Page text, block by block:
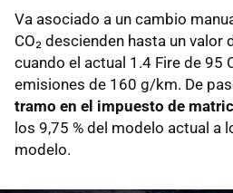
Va asociado a un cambio
CO₂ descienden hasta un valor
cuando el actual 1.4 Fire de 95
emisiones de 160 g/km. De
tramo en el impuesto de
los 9,75 % del modelo actual a
modelo.